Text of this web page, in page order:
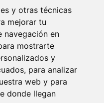
y otras técnicas
mejorar tu
navegación en
mostrarte
y
para analizar
web y para
donde llegan
|Política de